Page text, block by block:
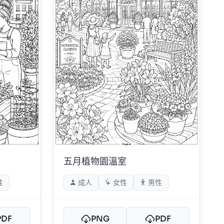
五月植物園溫室
成人 女性 男性
PNG PDF